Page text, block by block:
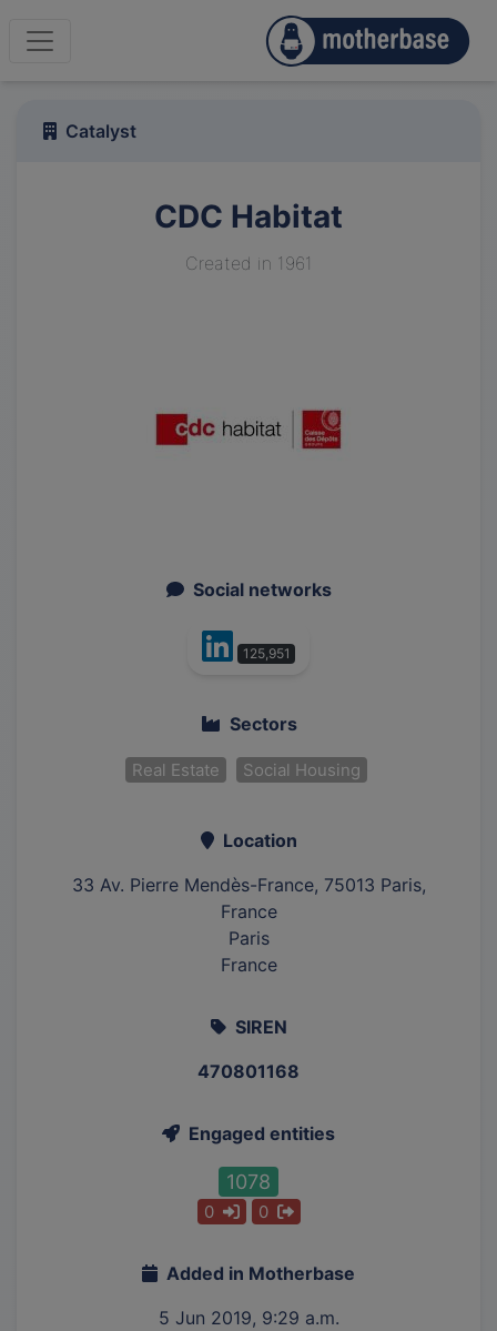
Catalyst
CDC Habitat
Created in 1961
Social networks
125,951
Sectors
Real Estate Social Housing
Location
33 Av. Pierre Mendès-France, 75013 Paris,
France
Paris
France
SIREN
470801168
Engaged entities
1078
0 0
Added in Motherbase
5 Jun 2019, 9:29 a.m.